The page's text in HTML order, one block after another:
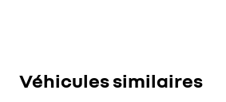
Véhicules similaires